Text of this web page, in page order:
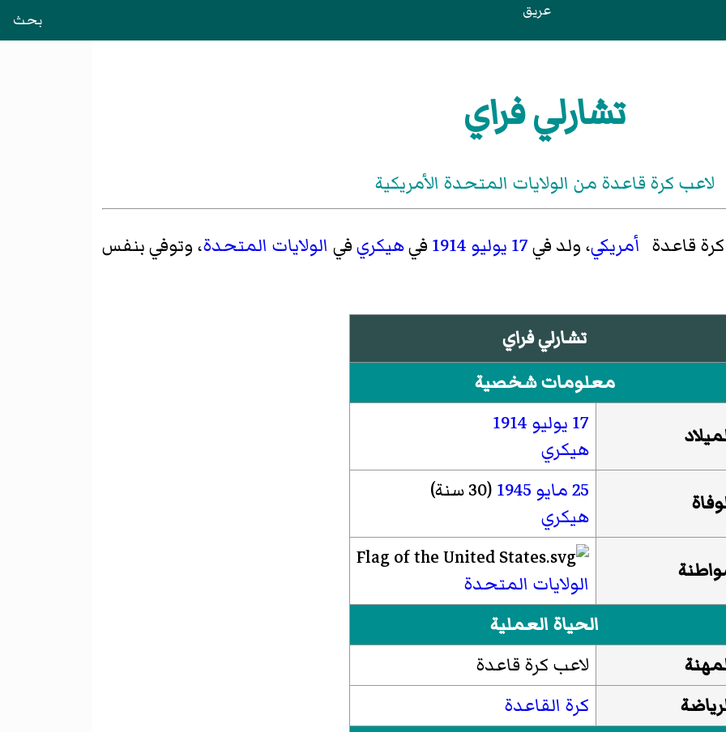
عريق بحث
تشارلي فراي
لاعب كرة قاعدة من الولايات المتحدة الأمريكية
قاعدة أمريكي، ولد في17 يوليو 1914 فيهيكريفي الولايات المتحدة، وتوفي بنفس
تشارلي فراي
معلومات شخصية
17 يوليو
1914
هيكري
25 مايو 1945 (30 سنة)
هيكري
الولايات المتحدة
الحياة العملية
لاعب كرة قاعدة
كرة القاعدة